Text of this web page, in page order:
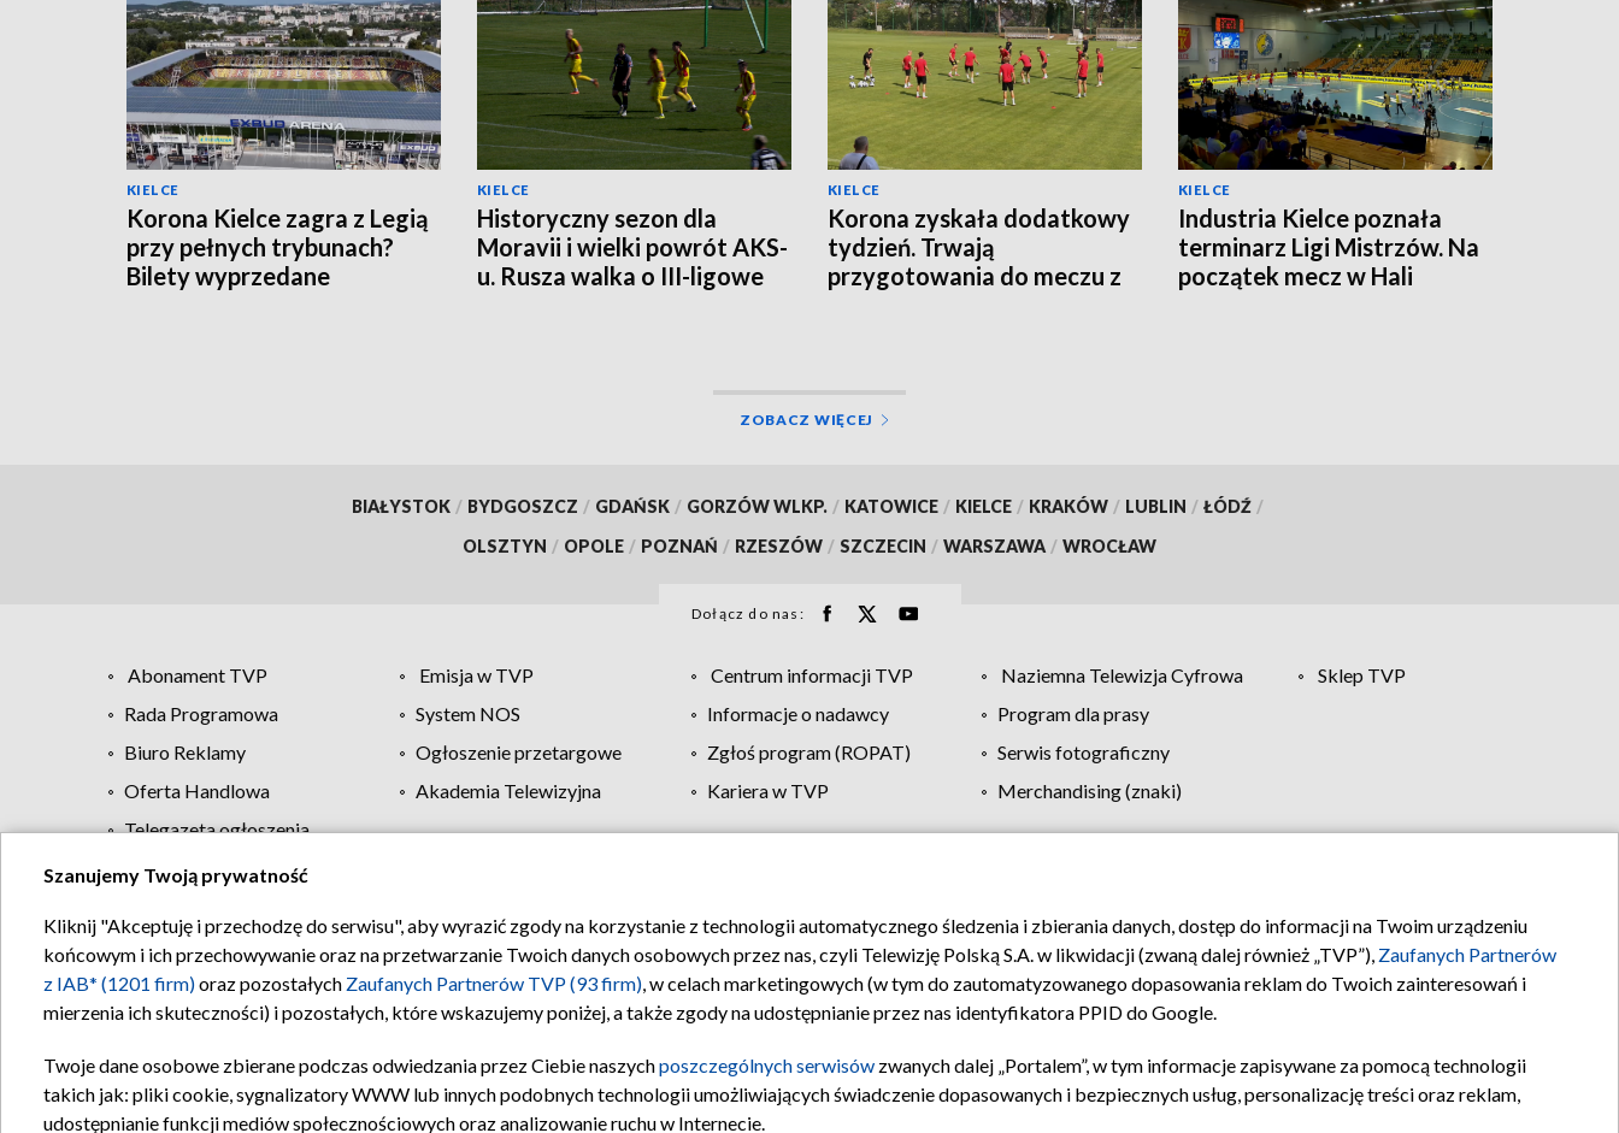
KIELCE
Korona Kielce zagra z Legią
przy pełnych trybunach?
Bilety wyprzedane
KIELCE
Historyczny sezon dla
Moravii i wielki powrót AKS-
u. Rusza walka o III-ligowe
KIELCE
Korona zyskała dodatkowy
tydzień. Trwają
przygotowania do meczu z
KIELCE
Industria Kielce poznała
terminarz Ligi Mistrzów. Na
początek mecz w Hali
ZOBACZ WIĘCEJ
BIAŁYSTOK / BYDGOSZCZ / GDAŃSK / GORZÓW WLKP. / KATOWICE / KIELCE / KRAKÓW / LUBLIN / ŁÓDŹ /
OLSZTYN / OPOLE / POZNAŃ / RZESZÓW / SZCZECIN / WARSZAWA / WROCŁAW
Dołącz do nas:
Abonament TVP Emisja w TVP Centrum informacji TVP Naziemna Telewizja Cyfrowa
Sklep TVP
Rada Programowa
System NOS Informacje o nadawcy
Program dla prasy
Biuro Reklamy
Ogłoszenie przetargowe Zgłoś program (ROPAT)
Serwis fotograficzny
Oferta Handlowa
Akademia Telewizyjna Kariera w TVP
Merchandising (znaki)
Telegazeta ogłoszenia
Regulamin TVP Polityka prywatności Moje zgody Pomoc Biuro reklamy Kontakt
Szanujemy Twoją prywatność
Kliknij "Akceptuję i przechodzę do serwisu", aby wyrazić zgody na korzystanie z technologii automatycznego śledzenia i zbierania danych, dostęp do informacji na Twoim urządzeniu
końcowym i ich przechowywanie oraz na przetwarzanie Twoich danych osobowych przez nas, czyli Telewizję Polską S.A. w likwidacji (zwaną dalej również „TVP”), Zaufanych Partnerów
z IAB* (1201 firm)oraz pozostałych Zaufanych Partnerów TVP (93 firm), w celach marketingowych (w tym do zautomatyzowanego dopasowania reklam do Twoich zainteresowań i
mierzenia ich skuteczności) i pozostałych, które wskazujemy poniżej, a także zgody na udostępnianie przez nas identyfikatora PPID do Google.
Twoje dane osobowe zbierane podczas odwiedzania przez Ciebie naszychposzczególnych serwisów zwanych dalej „Portalem”, w tym informacje zapisywane za pomocą technologii
takich jak: pliki cookie, sygnalizatory WWW lub innych podobnych technologii umożliwiających świadczenie dopasowanych i bezpiecznych usług, personalizację treści oraz reklam,
udostępnianie funkcji mediów społecznościowych oraz analizowanie ruchu w Internecie.